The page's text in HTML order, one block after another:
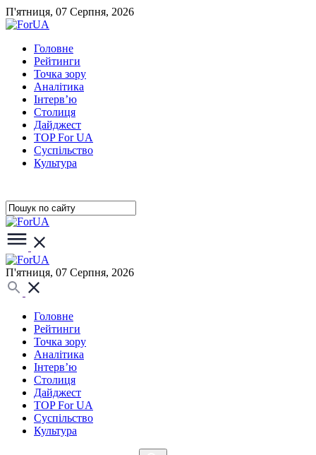
П'ятниця, 07 Серпня, 2026
Головне
Рейтинги
Точка зору
Аналітика
Інтерв’ю
Столиця
Дайджест
TOP For UA
Суспiльство
Культура
П'ятниця, 07 Серпня, 2026
Головне
Рейтинги
Точка зору
Аналітика
Інтерв’ю
Столиця
Дайджест
TOP For UA
Суспiльство
Культура